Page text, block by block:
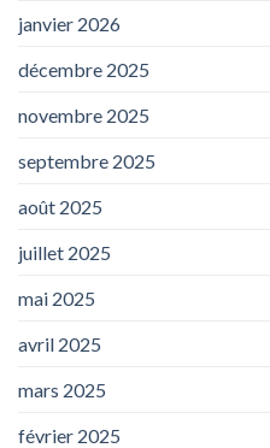
janvier 2026
décembre 2025
novembre 2025
septembre 2025
août 2025
juillet 2025
mai 2025
avril 2025
mars 2025
février 2025